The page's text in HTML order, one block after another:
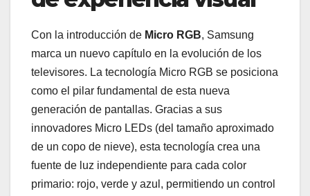
Con la introducción de Micro RGB, Samsung
marca un nuevo capítulo en la evolución de los
televisores. La tecnología Micro RGB se posiciona
como el pilar fundamental de esta nueva
generación de pantallas. Gracias a sus
innovadores Micro LEDs (del tamaño aproximado
de un copo de nieve), esta tecnología crea una
fuente de luz independiente para cada color
primario: rojo, verde y azul, permitiendo un control